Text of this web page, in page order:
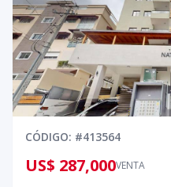
CÓDIGO: #413564
VENTA
US$ 287,000